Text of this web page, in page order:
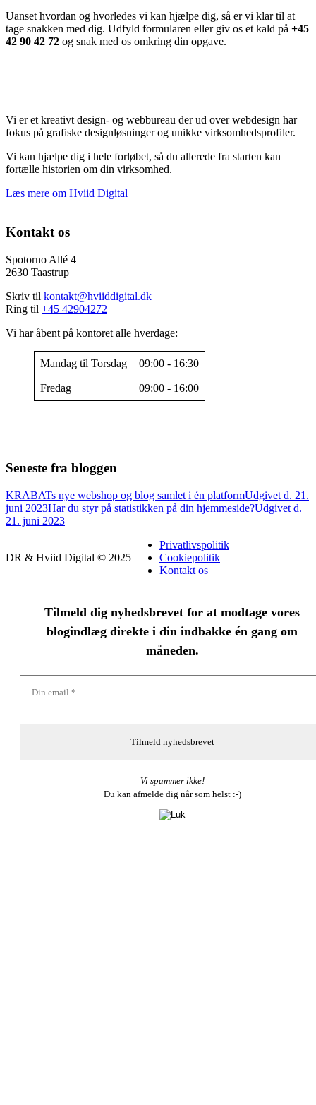
Uanset hvordan og hvorledes vi kan hjælpe dig, så er vi klar til at
tage snakken med dig. Udfyld formularen eller giv os et kald på +45
42 90 42 72 og snak med os omkring din opgave.
Vi er et kreativt design- og webbureau der ud over webdesign har
fokus på grafiske designløsninger og unikke virksomhedsprofiler.
Vi kan hjælpe dig i hele forløbet, så du allerede fra starten kan
fortælle historien om din virksomhed.
Læs mere om Hviid Digital
Kontakt os
Spotorno Allé 4
2630 Taastrup
Skriv til kontakt@hviiddigital.dk
Ring til +45 42904272
Vi har åbent på kontoret alle hverdage:
Mandag til Torsdag 09:00 - 16:30
Fredag 09:00 - 16:00
Seneste fra bloggen
KRABATs nye webshop og blog samlet i én platformUdgivet d. 21.
juni 2023Har du styr på statistikken på din hjemmeside?Udgivet d.
21. juni 2023
DR & Hviid Digital © 2025
Privatlivspolitik
Cookiepolitik
Kontakt os
Tilmeld dig nyhedsbrevet for at modtage vores
blogindlæg direkte i din indbakke én gang om
måneden.
Vi spammer ikke!
Du kan afmelde dig når som helst :-)